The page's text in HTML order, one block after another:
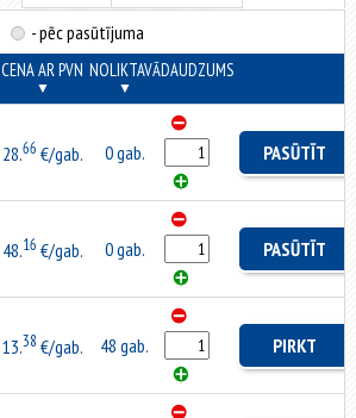
- pēc pasūtījuma
CENA AR PVN
▼
NOLIKTAVĀ
▼
DAUDZUMS
28.66 €/gab. 0 gab. PASŪTĪT
48.16 €/gab. 0 gab. PASŪTĪT
13.38 €/gab. 48 gab. PIRKT